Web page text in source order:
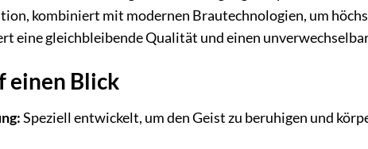
kombiniert mit modernen Brautechnologien, um
eine gleichbleibende Qualität und einen
einen Blick
Speziell entwickelt, um den Geist zu beruhigen und